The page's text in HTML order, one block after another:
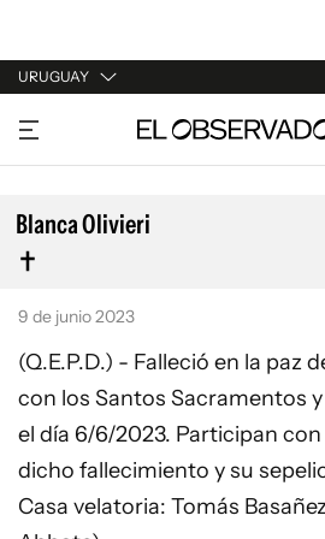
URUGUAY
URUGUAY
ARGENTINA
ESPAÑA
ESTADOS UNIDOS
Blanca Olivieri
9 de junio 2023
(Q.E.P.D.) - Falleció en la paz
con los Santos Sacramentos
el día 6/6/2023. Participan
dicho fallecimiento y su
Casa velatoria: Tomás